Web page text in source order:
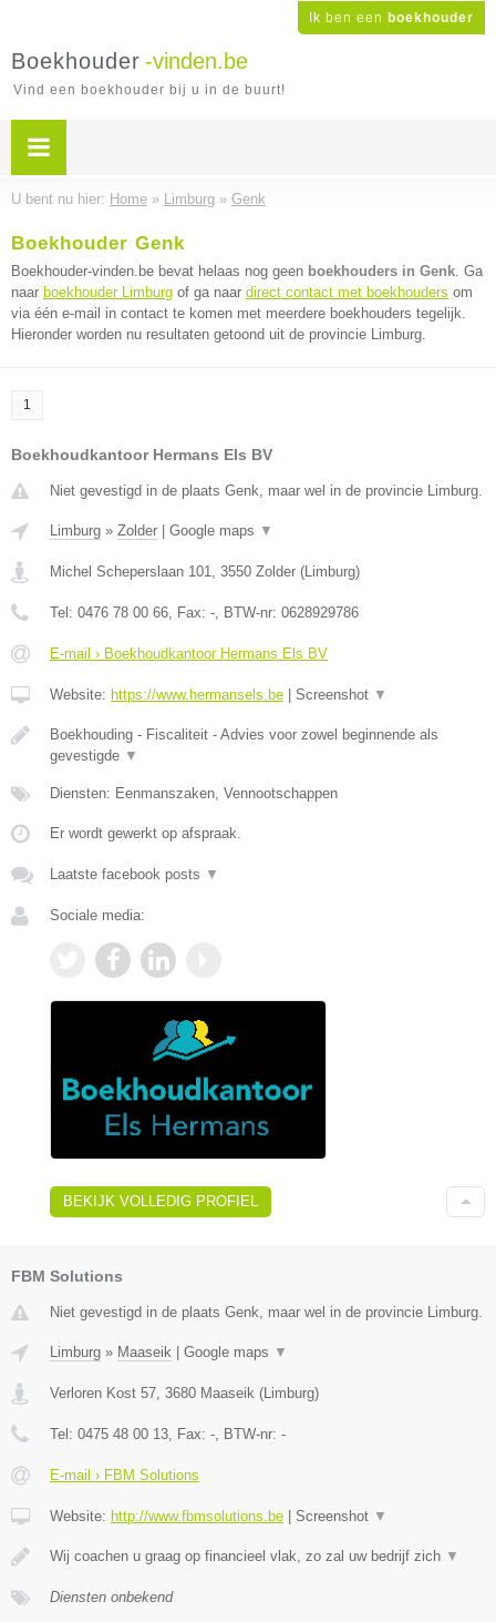
Ik ben een boekhouder
Boekhouder -vinden.be
Vind een boekhouder bij u in de buurt!
U bent nu hier: Home » Limburg » Genk
Boekhouder Genk
Boekhouder-vinden.be bevat helaas nog geen boekhouders in Genk. Ga
naar boekhouder Limburg of ga naar direct contact met boekhouders om
via één e-mail in contact te komen met meerdere boekhouders tegelijk.
Hieronder worden nu resultaten getoond uit de provincie Limburg.
1
Boekhoudkantoor Hermans Els BV
Niet gevestigd in de plaats Genk, maar wel in de provincie Limburg.
Limburg » Zolder Google maps ▼
Michel Scheperslaan 101, 3550 Zolder (Limburg)
Tel: 0476 78 00 66, Fax: -, BTW-nr: 0628929786
E-mail › Boekhoudkantoor Hermans Els BV
Website: https://www.hermansels.be Screenshot ▼
Boekhouding - Fiscaliteit - Advies voor zowel beginnende als
gevestigde ▼
Diensten: Eenmanszaken, Vennootschappen
Er wordt gewerkt op afspraak.
Laatste facebook posts ▼
Sociale media:
BEKIJK VOLLEDIG PROFIEL
FBM Solutions
Niet gevestigd in de plaats Genk, maar wel in de provincie Limburg.
Limburg » Maaseik Google maps ▼
Verloren Kost 57 3680 Maaseik ( Limburg)
Tel: 0475 48 00 13 , Fax: - , BTW-nr: -
E-mail › FBM Solutions
Website: http://www.fbmsolutions.be Screenshot ▼
Wij coachen u graag op financieel vlak, zo zal uw bedrijf zich ▼
Diensten onbekend